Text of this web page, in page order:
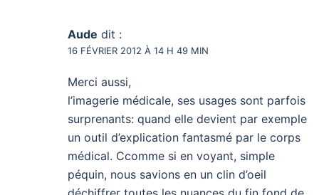
Aude dit :
16 FÉVRIER 2012 À 14 H 49 MIN
Merci aussi,
l’imagerie médicale, ses usages sont parfois
surprenants: quand elle devient par exemple
un outil d’explication fantasmé par le corps
médical. Ccomme si en voyant, simple
péquin, nous savions en un clin d’oeil